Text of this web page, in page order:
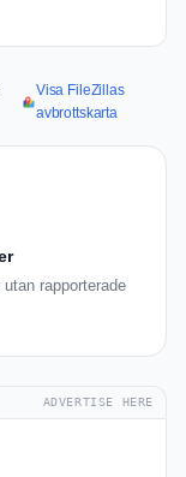
Visa FileZillas
avbrottskarta
rapporterade
ADVERTISE HERE